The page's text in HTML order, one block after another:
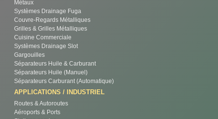
Métaux
Systèmes Drainage Fuga
Couvre-Regards Métalliques
Grilles & Grilles Métalliques
Cuisine Commerciale
Systèmes Drainage Slot
Gargouilles
Séparateurs Huile & Carburant
Séparateurs Huile (Manuel)
Séparateurs Carburant (Automatique)
APPLICATIONS / INDUSTRIEL
Routes & Autoroutes
Aéroports & Ports